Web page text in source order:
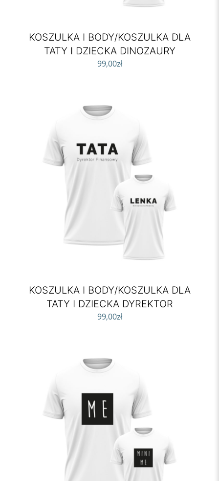
KOSZULKA I BODY/KOSZULKA DLA
TATY I DZIECKA DINOZAURY
99,00zł
KOSZULKA I BODY/KOSZULKA DLA
TATY I DZIECKA DYREKTOR
99,00zł